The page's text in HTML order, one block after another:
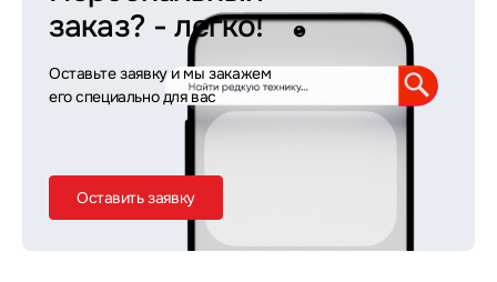
заказ? - легко!
Оставьте заявку и мы закажем
его специально для вас
Оставить заявку